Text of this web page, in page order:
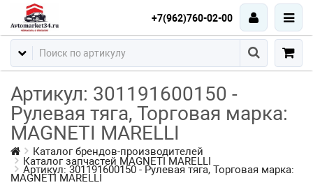
+7(962)760-02-00
Артикул: 301191600150 -
Рулевая тяга, Торговая марка:
MAGNETI MARELLI
Каталог брендов-производителей
Каталог запчастей MAGNETI MARELLI
Артикул: 301191600150 - Рулевая тяга, Торговая марка:
MAGNETI MARELLI